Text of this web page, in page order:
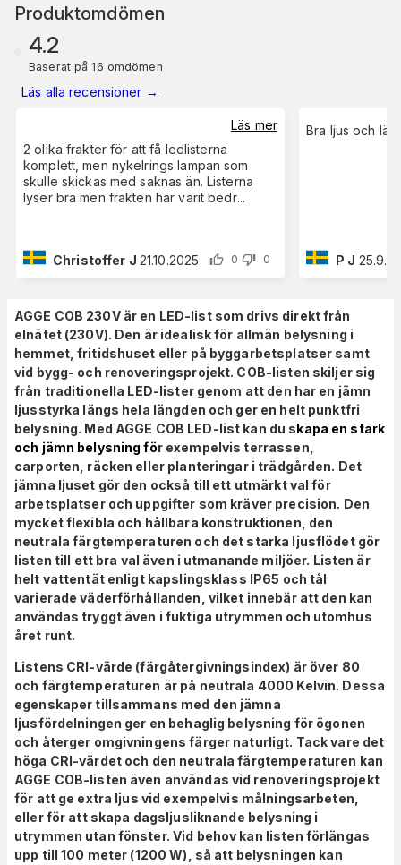
Produktomdömen
4.2
Baserat på 16 omdömen
Läs alla recensioner →
Läs mer
2 olika frakter för att få ledlisterna
komplett, men nykelrings lampan som
skulle skickas med saknas än. Listerna
lyser bra men frakten har varit bedr...
Christoffer J 21.10.2025 0 0
Bra ljus och lätt
P J
AGGE COB 230V är en LED-list som drivs direkt från
elnätet (230V). Den är idealisk för allmän belysning i
hemmet, fritidshuset eller på byggarbetsplatser samt
vid bygg- och renoveringsprojekt. COB-listen skiljer sig
från traditionella LED-lister genom att den har en jämn
ljusstyrka längs hela längden och ger en helt punktfri
belysning. Med AGGE COB LED-list kan du skapa en stark
och jämn belysning för exempelvis terrassen,
carporten, räcken eller planteringar i trädgården. Det
jämna ljuset gör den också till ett utmärkt val för
arbetsplatser och uppgifter som kräver precision. Den
mycket flexibla och hållbara konstruktionen, den
neutrala färgtemperaturen och det starka ljusflödet gör
listen till ett bra val även i utmanande miljöer. Listen är
helt vattentät enligt kapslingsklass IP65 och tål
varierade väderförhållanden, vilket innebär att den kan
användas tryggt även i fuktiga utrymmen och utomhus
året runt.
Listens CRI-värde (färgåtergivningsindex) är över 80
och färgtemperaturen är på neutrala 4000 Kelvin. Dessa
egenskaper tillsammans med den jämna
ljusfördelningen ger en behaglig belysning för ögonen
och återger omgivningens färger naturligt. Tack vare det
höga CRI-värdet och den neutrala färgtemperaturen kan
AGGE COB-listen även användas vid renoveringsprojekt
för att ge extra ljus vid exempelvis målningsarbeten,
eller för att skapa dagsljusliknande belysning i
utrymmen utan fönster. Vid behov kan listen förlängas
upp till 100 meter (1200 W), så att belysningen kan